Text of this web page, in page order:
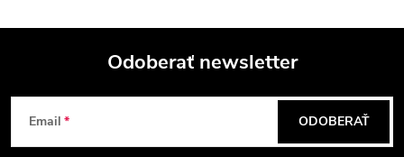
Z
Odoberať newsletter
Email ODOBERAŤ